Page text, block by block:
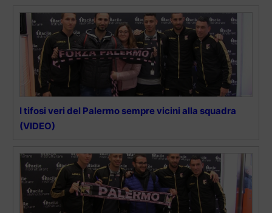
I tifosi veri del Palermo sempre vicini alla squadra
(VIDEO)